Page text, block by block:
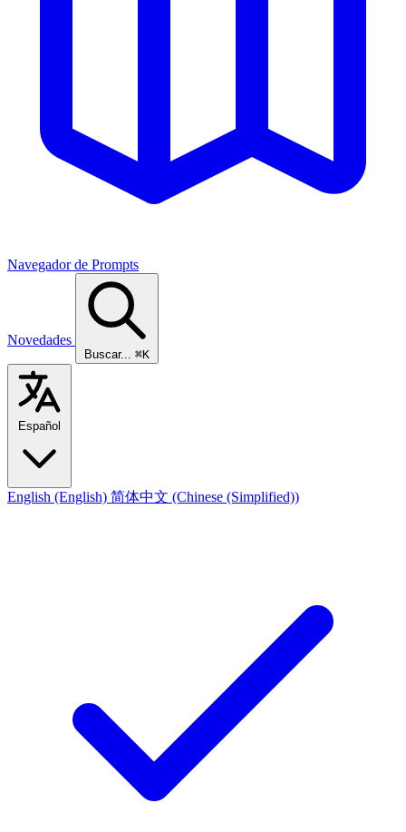
Navegador de Prompts
Novedades
Buscar... ⌘K
Español
English (English) 简体中文 (Chinese (Simplified))